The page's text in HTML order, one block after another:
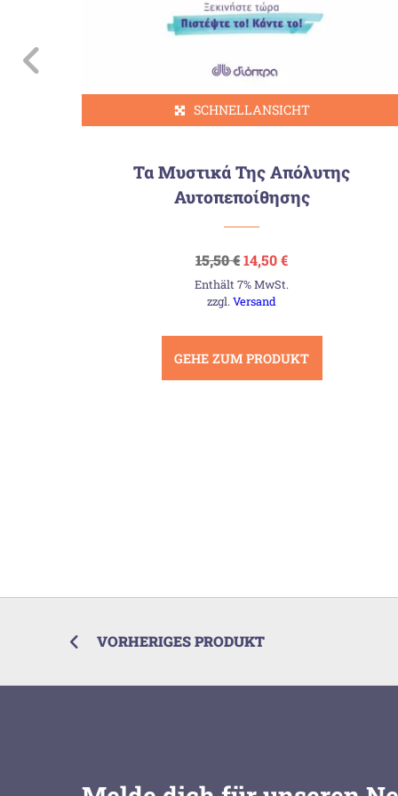
SCHNELLANSICHT
Τα Μυστικά Της Απόλυτης
Αυτοπεποίθησης
15,50€Ursprünglicher
Preis
war:
15,50 €
14,50€Aktueller
ist:
Enthält 7% MwSt.
zzgl.Versand
GEHE ZUM PRODUKT
VORHERIGES PRODUKT